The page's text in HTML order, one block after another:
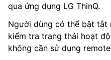
qua ứng dụng LG ThinQ.
Người dùng có thể bật tắt
kiểm tra trạng thái hoạt
không cần sử dụng